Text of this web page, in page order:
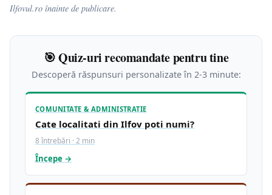
Ilfovul.ro înainte de publicare.
🎯 Quiz-uri recomandate pentru tine
Descoperă răspunsuri personalizate în 2-3 minute:
COMUNITATE & ADMINISTRATIE
Cate localitati din Ilfov poti numi?
8 întrebări · 2 min
Începe →